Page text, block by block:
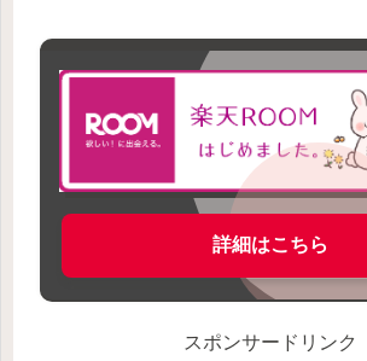
詳細はこちら
スポンサードリンク